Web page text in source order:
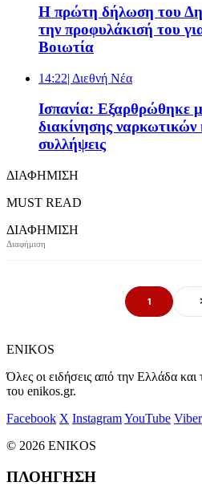
Η πρώτη δήλωση του
την προφυλάκισή του
Βοιωτία
14:22| Διεθνή Νέα
Ισπανία: Εξαρθρώθηκε
διακίνησης
συλλήψεις
ΔΙΑΦΗΜΙΣΗ
MUST READ
ΔΙΑΦΗΜΙΣΗ
1
ENIKOS
Όλες οι ειδήσεις από την Ελλάδα
του enikos.gr.
Facebook X InstagramYouTube Viber
© 2026 ENIKOS
ΠΛΟΗΓΗΣΗ